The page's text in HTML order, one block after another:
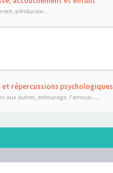
péridurale...
répercussions psychologiques
aux autres, entourage, l'amour......